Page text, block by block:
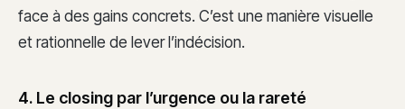
face à des gains concrets. C’est une manière visuelle
et rationnelle de lever l’indécision.
4. Le closing par l’urgence ou la rareté